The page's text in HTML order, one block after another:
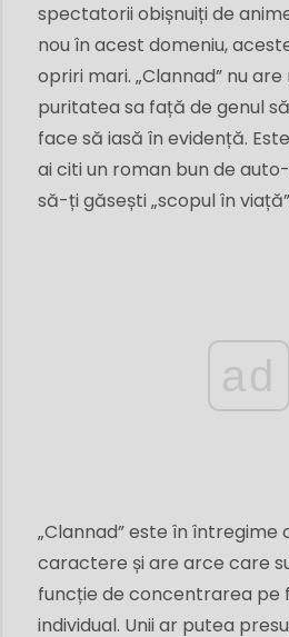
spectatorii obișnuiți de
nou în acest domeniu,
opriri mari. „Clannad” nu
puritatea sa față de genul
face să iasă în evidență.
ai citi un roman bun de
să-ți găsești „scopul în
ad
„Clannad” este în întregime
caractere și are arce care
funcție de concentrarea pe
individual. Unii ar putea